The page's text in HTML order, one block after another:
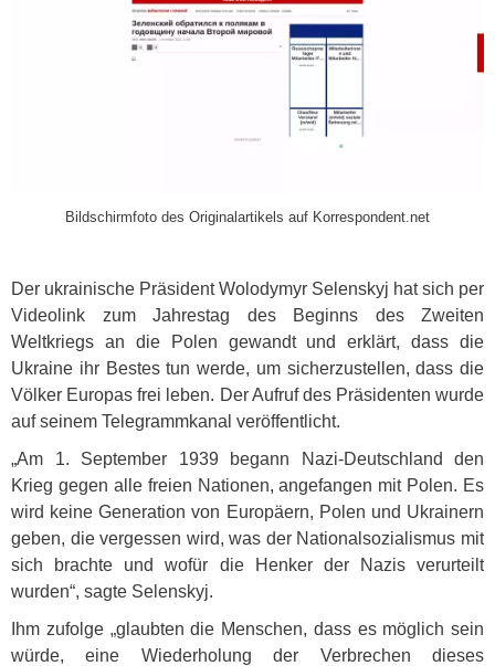
Bildschirmfoto des Originalartikels auf Korrespondent.net
Der ukrainische Präsident Wolodymyr Selenskyj hat sich per
Videolink zum Jahrestag des Beginns des Zweiten
Weltkriegs an die Polen gewandt und erklärt, dass die
Ukraine ihr Bestes tun werde, um sicherzustellen, dass die
Völker Europas frei leben. Der Aufruf des Präsidenten wurde
auf seinem Telegrammkanal veröffentlicht.
„Am 1. September 1939 begann Nazi-Deutschland den
Krieg gegen alle freien Nationen, angefangen mit Polen. Es
wird keine Generation von Europäern, Polen und Ukrainern
geben, die vergessen wird, was der Nationalsozialismus mit
sich brachte und wofür die Henker der Nazis verurteilt
wurden“, sagte Selenskyj.
Ihm zufolge „glaubten die Menschen, dass es möglich sein
würde, eine Wiederholung der Verbrechen dieses